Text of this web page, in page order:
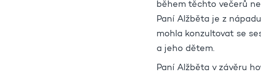
během těchto večerů
Paní Alžběta je z
mohla konzultovat se
a jeho dětem.
Paní Alžběta v závěru